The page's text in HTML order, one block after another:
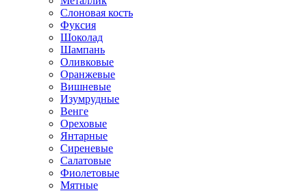
Слоновая кость
Фуксия
Шоколад
Шампань
Оливковые
Оранжевые
Вишневые
Изумрудные
Венге
Ореховые
Янтарные
Сиреневые
Салатовые
Фиолетовые
Мятные